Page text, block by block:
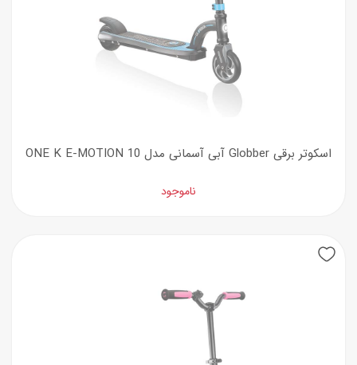
اسکوتر برقی Globber آبی آسمانی مدل ONE K E-MOTION 10
ناموجود